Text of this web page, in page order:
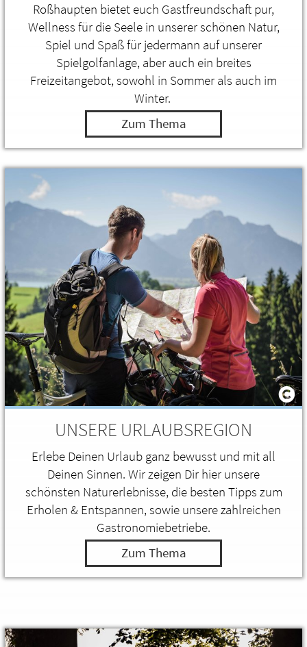
Roßhaupten bietet euch Gastfreundschaft pur,
Wellness für die Seele in unserer schönen Natur,
Spiel und Spaß für jedermann auf unserer
Spielgolfanlage, aber auch ein breites
Freizeitangebot, sowohl in Sommer als auch im
Winter.
Zum Thema
UNSERE URLAUBSREGION
Erlebe Deinen Urlaub ganz bewusst und mit all
Deinen Sinnen. Wir zeigen Dir hier unsere
schönsten Naturerlebnisse, die besten Tipps zum
Erholen & Entspannen, sowie unsere zahlreichen
Gastronomiebetriebe.
Zum Thema